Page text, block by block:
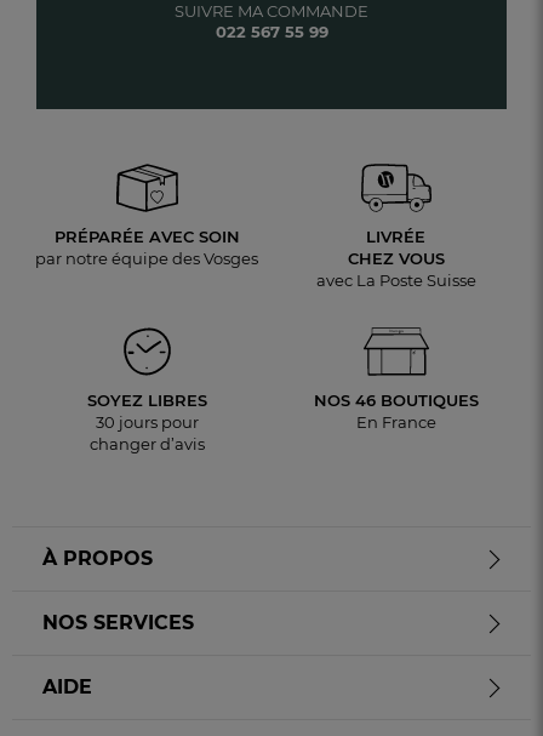
SUIVRE MA COMMANDE
022 567 55 99
PRÉPARÉE AVEC SOIN
par notre équipe des Vosges
LIVRÉE
CHEZ VOUS
avec La Poste Suisse
SOYEZ LIBRES
30 jours pour
changer d’avis
NOS 46 BOUTIQUES
En France
À PROPOS
NOS SERVICES
AIDE